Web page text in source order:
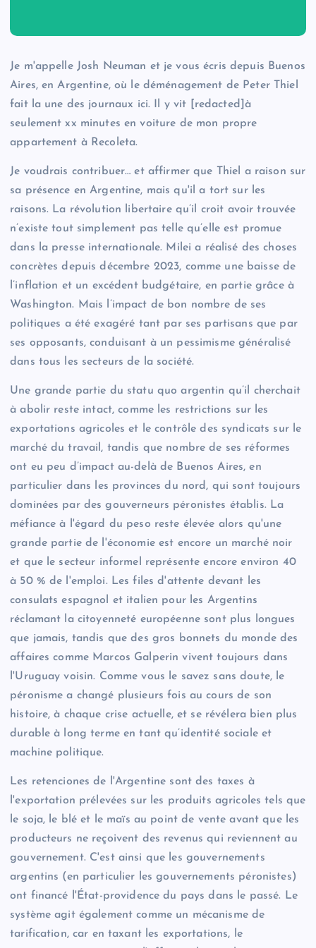
Je m'appelle Josh Neuman et je vous écris depuis Buenos
Aires, en Argentine, où le déménagement de Peter Thiel
fait la une des journaux ici. Il y vit [redacted]à
seulement xx minutes en voiture de mon propre
appartement à Recoleta.
Je voudrais contribuer… et affirmer que Thiel a raison sur
sa présence en Argentine, mais qu'il a tort sur les
raisons. La révolution libertaire qu’il croit avoir trouvée
n’existe tout simplement pas telle qu’elle est promue
dans la presse internationale. Milei a réalisé des choses
concrètes depuis décembre 2023, comme une baisse de
l’inflation et un excédent budgétaire, en partie grâce à
Washington. Mais l’impact de bon nombre de ses
politiques a été exagéré tant par ses partisans que par
ses opposants, conduisant à un pessimisme généralisé
dans tous les secteurs de la société.
Une grande partie du statu quo argentin qu’il cherchait
à abolir reste intact, comme les restrictions sur les
exportations agricoles et le contrôle des syndicats sur le
marché du travail, tandis que nombre de ses réformes
ont eu peu d’impact au-delà de Buenos Aires, en
particulier dans les provinces du nord, qui sont toujours
dominées par des gouverneurs péronistes établis. La
méfiance à l'égard du peso reste élevée alors qu'une
grande partie de l'économie est encore un marché noir
et que le secteur informel représente encore environ 40
à 50 % de l'emploi. Les files d'attente devant les
consulats espagnol et italien pour les Argentins
réclamant la citoyenneté européenne sont plus longues
que jamais, tandis que des gros bonnets du monde des
affaires comme Marcos Galperin vivent toujours dans
l'Uruguay voisin. Comme vous le savez sans doute, le
péronisme a changé plusieurs fois au cours de son
histoire, à chaque crise actuelle, et se révélera bien plus
durable à long terme en tant qu’identité sociale et
machine politique.
Les retenciones de l'Argentine sont des taxes à
l'exportation prélevées sur les produits agricoles tels que
le soja, le blé et le maïs au point de vente avant que les
producteurs ne reçoivent des revenus qui reviennent au
gouvernement. C'est ainsi que les gouvernements
argentins (en particulier les gouvernements péronistes)
ont financé l'État-providence du pays dans le passé. Le
système agit également comme un mécanisme de
tarification, car en taxant les exportations, le